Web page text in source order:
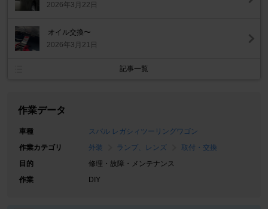
2026年3月22日
オイル交換〜
2026年3月21日
記事一覧
作業データ
車種
スバル レガシィツーリングワゴン
作業カテゴリ
外装 ランプ、レンズ
取付・交換
目的
修理・故障・メンテナンス
作業
DIY